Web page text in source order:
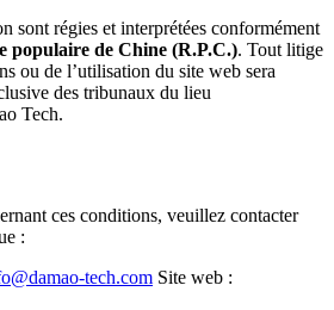
sont régies et interprétées conformément
populaire de Chine (R.P.C.). Tout litige
ou de l’utilisation du site web sera
des tribunaux du lieu
Tech.
ces conditions, veuillez contacter
:
tech.com Site web :